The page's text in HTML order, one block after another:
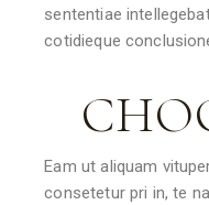
sententiae
cotidieque
Eam ut aliquam
consetetur pri in, te